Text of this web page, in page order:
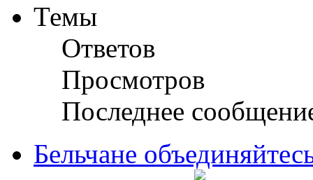
Темы
Ответов
Просмотров
Последнее
Бельчане